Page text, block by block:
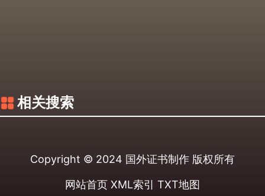
相关搜索
Copyright © 2024 国外证书制作 版权所有
网站首页 XML索引 TXT地图